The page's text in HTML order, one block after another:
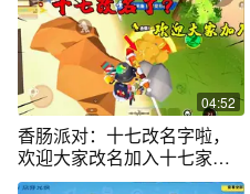
04:52
香肠派对：十七改名字啦，
欢迎大家改名加入十七家
族！